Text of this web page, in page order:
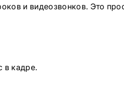
и видеозвонков. Это
в кадре.